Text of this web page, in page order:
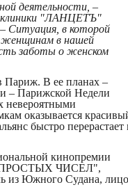
деятельности, –
клиники "ЛАНЦЕТЪ"
Ситуация, в которой
женщинам в нашей
заботы о женском
Париж. В ее планах –
– Парижской Недели
невероятными
оказывается
быстро перерастает
кинопремии
ЧИСЕЛ",
из Южного Судана, лицо